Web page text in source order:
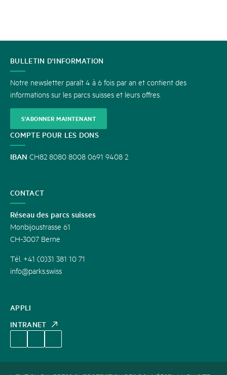
CONTACT
APPLI
INTRANET
BULLETIN D'INFORMATION
Notre newsletter paraît 4 à 6 fois par an et contient des
informations sur les parcs suisses et leurs offres.
S'ABONNER MAINTENANT
COMPTE POUR LES DONS
IBAN CH82 8080 8008 0691 9408 2
CONTACT
Réseau des parcs suisses
Monbijoustrasse 61
CH-3007 Berne
Tél. +41 (0)31 381 10 71
info@parks.swiss